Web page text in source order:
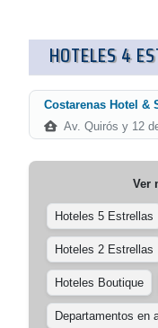
HOTELES 4
Costarenas Hotel &
Av. Quirós y 12
Ver
Hoteles 5 Estrellas
Hoteles 2 Estrellas
Hoteles Boutique
Departamentos en